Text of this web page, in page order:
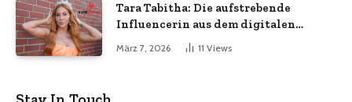
Tara Tabitha: Die aufstrebende
Influencerin aus dem digitalen
März 7, 2026 11 Views